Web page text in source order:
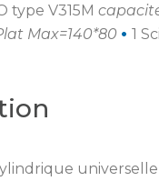
type V315M
Max=140*80 • 1
universelle